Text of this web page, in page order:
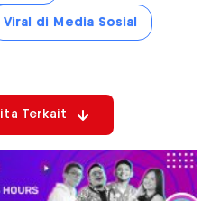
Viral di Media Sosial
Terkait